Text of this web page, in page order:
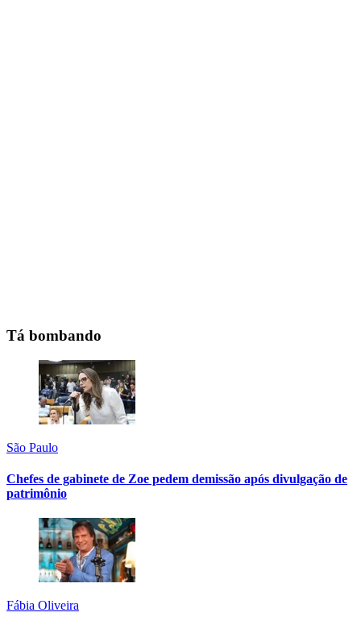
Tá bombando
São Paulo
Chefes de gabinete de Zoe pedem demissão após divulgação de
patrimônio
Fábia Oliveira